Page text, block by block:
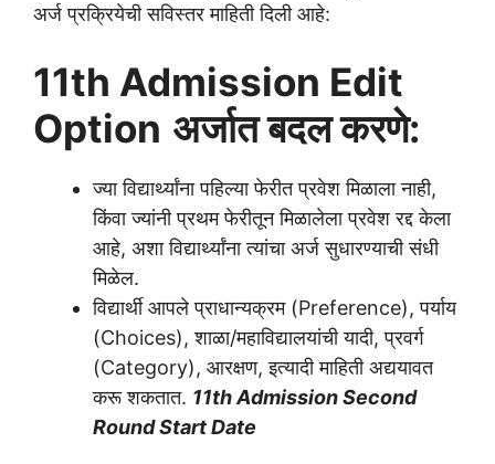
अर्ज प्रक्रियेची सविस्तर माहिती दिली आहे:
11th Admission Edit
Option अर्जात बदल करणे:
ज्या विद्यार्थ्यांना पहिल्या फेरीत प्रवेश मिळाला नाही,
किंवा ज्यांनी प्रथम फेरीतून मिळालेला प्रवेश रद्द केला
आहे, अशा विद्यार्थ्यांना त्यांचा अर्ज सुधारण्याची संधी
मिळेल.
विद्यार्थी आपले प्राधान्यक्रम (Preference), पर्याय
(Choices), शाळा/महाविद्यालयांची यादी, प्रवर्ग
(Category), आरक्षण, इत्यादी माहिती अद्ययावत
करू शकतात. 11th Admission Second
Round Start Date